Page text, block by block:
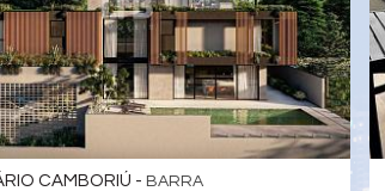
CAMBORIÚ - BARRA